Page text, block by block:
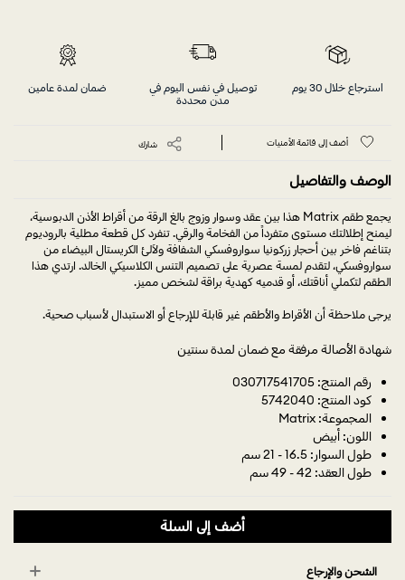
استرجاع خلال 30 يوم
توصيل في نفس اليوم في
مدن محددة
ضمان لمدة عامين
أضف إلى قائمة الأمنيات شارك
الوصف والتفاصيل
يجمع طقم Matrix هذا بين عقد وسوار وزوج بالغ الرقة من أقراط الأذن الدبوسية،
ليمنح إطلالتك مستوى متفرداً من الفخامة والرقي. تنفرد كل قطعة مطلية بالروديوم
بتناغم فاخر بين أحجار زركونيا سواروفسكي الشفافة ولآلئ الكريستال البيضاء من
سواروفسكي، لتقدم لمسة عصرية على تصميم التنس الكلاسيكي الخالد. ارتدي هذا
الطقم لتكملي أناقتك، أو قدميه كهدية براقة لشخص مميز.
يرجى ملاحظة أن الأقراط والأطقم غير قابلة للإرجاع أو الاستبدال لأسباب صحية.
شهادة الأصالة مرفقة مع ضمان لمدة سنتين
رقم المنتج: 030717541705
كود المنتج: 5742040
المجموعة: Matrix
اللون: أبيض
طول السوار: 16.5 - 21 سم
طول العقد: 42 - 49 سم
أضف إلى السلة
الشحن والإرجاع